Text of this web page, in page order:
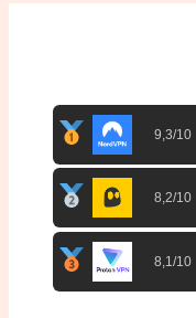
9,3/10
8,2/10
8,1/10